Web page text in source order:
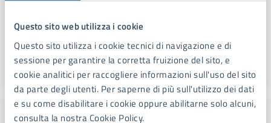
Questo sito web utilizza i cookie
Questo sito utilizza i cookie tecnici di navigazione e di
sessione per garantire la corretta fruizione del sito, e
cookie analitici per raccogliere informazioni sull'uso del sito
da parte degli utenti. Per saperne di più sull'utilizzo dei dati
e su come disabilitare i cookie oppure abilitarne solo alcuni,
consulta la nostra Cookie Policy.
Richiesta di proroga di fine lavori
Il DPR 380/2001, all’art. 15, prevede la possibilità per
il cittadino di richiedere proroghe ai termini di inizio e
fine lavori
CATASTO E URBANISTICA